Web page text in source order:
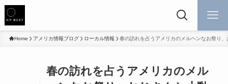
Home アメリカ情報ブログ ローカル情報 春の訪れを占うアメリカのメルヘンなお祭り
春の訪れを占うアメリカのメル